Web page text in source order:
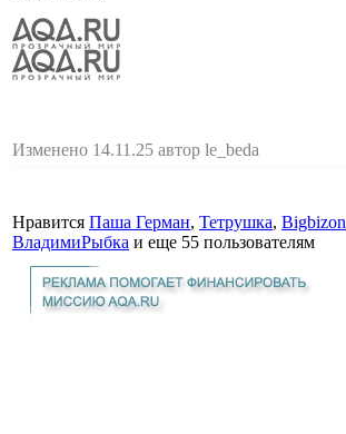
Изменено 14.11.25 автор le_beda
Нравится Паша Герман, Тетрушка, Bigbizon
ВладимиРыбка и еще 55 пользователям